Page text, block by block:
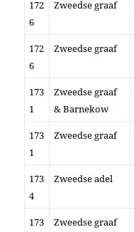
172
6
Zweedse graaf
172
6
Zweedse graaf
173
1
Zweedse graaf
& Barnekow
173
1
Zweedse graaf
173
4
Zweedse adel
173
Zweedse graaf